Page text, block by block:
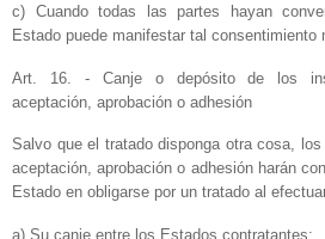
c) Cuando todas las partes hayan
Estado puede manifestar tal consentimiento
Art. 16. - Canje o depósito de los
aceptación, aprobación o adhesión
Salvo que el tratado disponga otra cosa,
aceptación, aprobación o adhesión harán
Estado en obligarse por un tratado al
a) Su canje entre los Estados contratantes;